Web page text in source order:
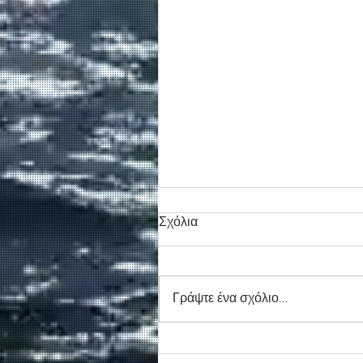
Σχόλια
Γράψτε ένα σχόλιο...